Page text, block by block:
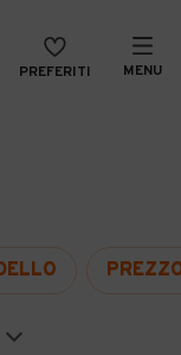
PREFERITI MENU